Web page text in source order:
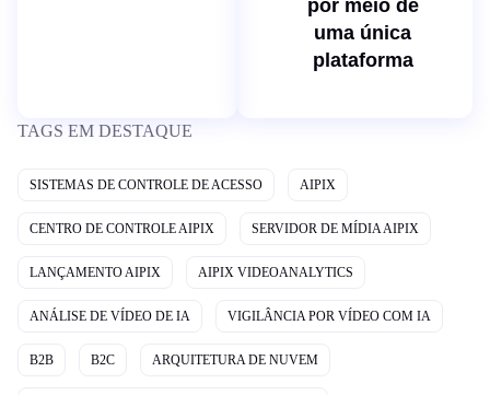
por meio de
uma única
plataforma
TAGS EM DESTAQUE
SISTEMAS DE CONTROLE DE ACESSO AIPIX
CENTRO DE CONTROLE AIPIX SERVIDOR DE MÍDIA AIPIX
LANÇAMENTO AIPIX AIPIX VIDEOANALYTICS
ANÁLISE DE VÍDEO DE IA VIGILÂNCIA POR VÍDEO COM IA
B2B B2C ARQUITETURA DE NUVEM